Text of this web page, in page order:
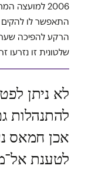
2006
התאפשר לו להקים
הרקע להפיכה
שלטונית זו נזרעו
לא ניתן
להתנהלות
אכן חמאס
לטענת